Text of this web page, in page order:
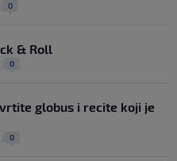
0
& Roll
0
globus i recite koji je
0